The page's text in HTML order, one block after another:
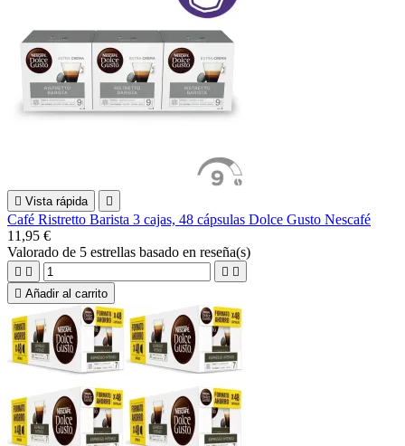
 Vista rápida 
Café Ristretto Barista 3 cajas, 48 cápsulas Dolce Gusto Nescafé
11,95 €
Valorado de 5 estrellas basado en reseña(s)
   
 Añadir al carrito